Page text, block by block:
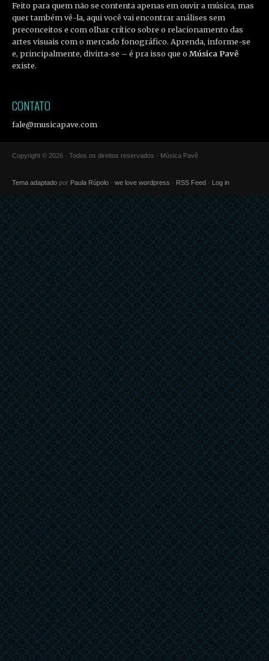
Feito para quem não se contenta apenas em ouvir a música, mas
quer também vê-la, aqui você vai encontrar análises sem
preconceitos e com olhar crítico sobre o relacionamento das
artes visuais com o mercado fonográfico. Aprenda, informe-se
e, principalmente, divirta-se – é pra isso que oMúsica Pavê
existe.
CONTATO
fale@musicapave.com
Copyright © 2026 · Todos os direitos reservados · Música Pavê
Tema adaptado por Paula Rúpolo · we love wordpress · RSS Feed · Log in